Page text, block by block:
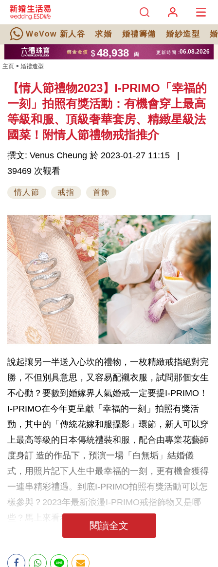
WeVow 新人谷 求婚 婚禮籌備 婚紗造型
主頁 > 婚禮造型
【情人節禮物2023】I-PRIMO「幸福的
一刻」拍照有獎活動：有機會穿上最高
等級和服、頂級奢華套房、精緻星級法
國菜！附情人節禮物戒指推介
撰文: Venus Cheung 於 2023-01-27 11:15
39469 次觀看
情人節 戒指 首飾
說起讓另一半送入心坎的禮物，一枚精緻戒指絕對完
勝，不但別具意思，又容易配襯衣服，試問那個女生
不心動？要數到婚嫁界人氣婚戒一定要提I-PRIMO！
I-PRIMO在今年更呈獻「幸福的一刻」拍照有獎活
動，其中的「傳統花嫁和服攝影」環節，新人可以穿
上最高等級的日本傳統禮裝和服，配合由專業花藝師
度身訂 造的作品下，預演一場「白無垢」結婚儀
式，用照片記下人生中最幸福的一刻，更有機會獲得
一連串精彩禮遇。到底I-PRIMO拍照有獎活動可以怎
樣參與？2023年最新浪漫I-PRIMO戒指飾物又是哪
些？馬上來看看吧！
閱讀全文